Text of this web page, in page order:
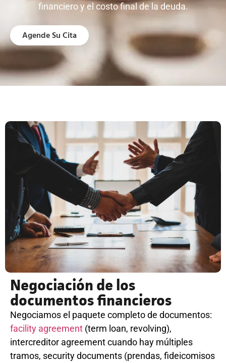
financiero y el costo final de la deuda.
Agende Su Cita
Negociación de los
documentos financieros
Negociamos el paquete completo de documentos:
facility agreement (term loan, revolving),
intercreditor agreement cuando hay múltiples
tramos, security documents (prendas, fideicomisos